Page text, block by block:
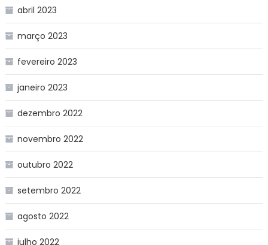
abril 2023
março 2023
fevereiro 2023
janeiro 2023
dezembro 2022
novembro 2022
outubro 2022
setembro 2022
agosto 2022
julho 2022